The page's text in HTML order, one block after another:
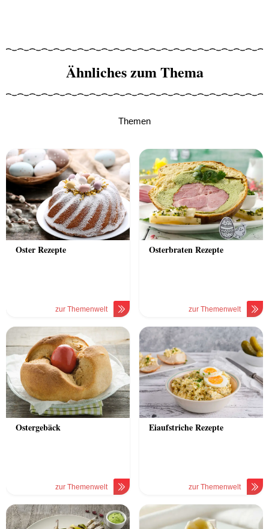
Ähnliches zum Thema
Themen
Oster Rezepte
zur Themenwelt
Osterbraten Rezepte
zur Themenwelt
Ostergebäck
zur Themenwelt
Eiaufstriche Rezepte
zur Themenwelt